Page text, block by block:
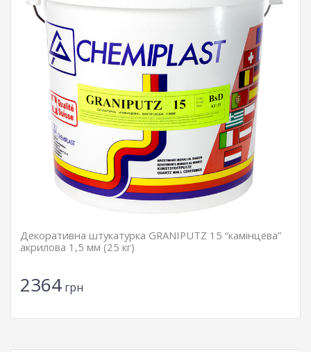
Декоративна штукатурка GRANIPUTZ 15 “камінцева”
акрилова 1,5 мм (25 кг)
2364 грн